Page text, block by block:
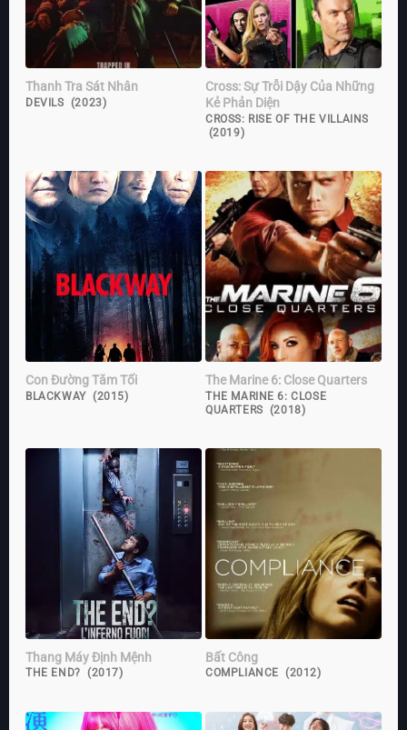
Thanh Tra Sát Nhân
DEVILS (2023)
Cross: Sự Trỗi Dậy Của Những
Kẻ Phản Diện
CROSS: RISE OF THE VILLAINS
(2019)
Con Đường Tăm Tối
BLACKWAY (2015)
The Marine 6: Close Quarters
THE MARINE 6: CLOSE
QUARTERS (2018)
Thang Máy Định Mệnh
THE END? (2017)
Bất Công
COMPLIANCE (2012)